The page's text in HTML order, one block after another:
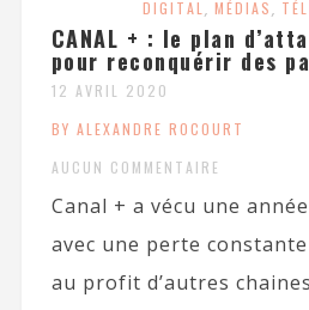
DIGITAL , MÉDIAS,
CANAL + : le plan
pour reconquérir des
12 AVRIL 2020
BY ALEXANDRE ROCOURT
AUCUN COMMENTAIRE
Canal + a vécu une
avec une perte
au profit d’autres